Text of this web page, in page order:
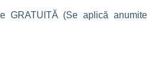
GRATUITĂ (Se aplică anumite